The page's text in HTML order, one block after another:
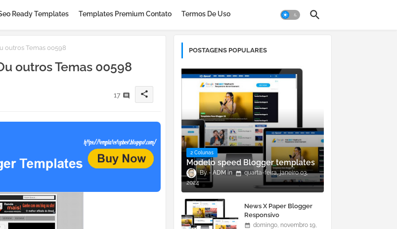
Ready Templates Templates Premium Contato Termos De Uso
outros Temas 00598
outros Temas 00598
17 share
POSTAGENS POPULARES
2 Colunas
Modelo speed Blogger templates
ADM
quarta-feira, janeiro 03,
2024
News X Paper Blogger
Responsivo
domingo, novembro 19,